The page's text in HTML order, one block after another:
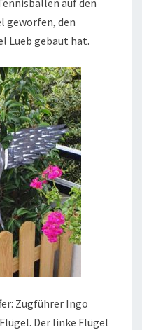
auf den
geworfen, den
Lueb gebaut hat.
Zugführer Ingo
Der linke Flügel